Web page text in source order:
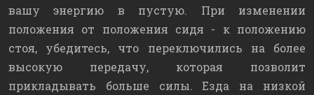
вашу энергию в пустую. При изменении
положения от положения сидя - к положению
стоя, убедитесь, что переключились на более
высокую передачу, которая позволит
прикладывать больше силы. Езда на низкой